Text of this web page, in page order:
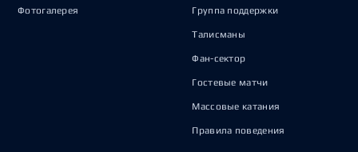
Фотогалерея Группа поддержки
Талисманы
Фан-сектор
Гостевые матчи
Массовые катания
Правила поведения